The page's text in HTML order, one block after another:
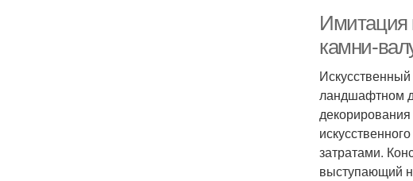
Имитация
камни-
ландшафтном
затратами.
выступающий